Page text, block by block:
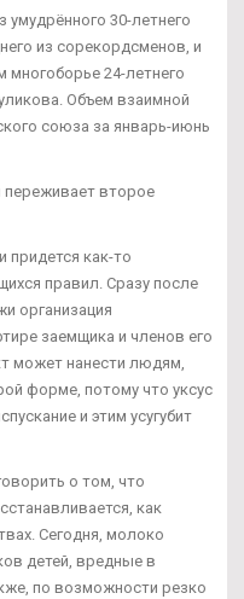
30-летнего
из сорекордсменов, и
многоборье 24-летнего
Объем взаимной
союза за январь-июнь
переживает второе
придется как-то
правил. Сразу после
организация
заемщика и членов его
может нанести людям,
форме, потому что уксус
и этим усугубит
о том, что
как
Сегодня, молоко
детей, вредные в
по возможности резко